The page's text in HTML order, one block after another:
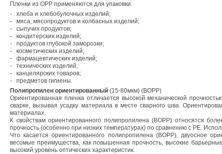
Пленки из ОРР применяются для упаковки:
-
хлеба и хлебобулочных изделий;
- мяса, мясопродуктов и колбасных изделий;
- сыпучих продуктов;
- кондитерских изделий;
- продуктов глубокой заморозки;
- косметических изделий;
- фармацевтических изделий;
- технических изделий;
- канцелярских товаров;
- предметов гигиены.
Полипропилен ориентированный (15-80мкм) (BОРР)
Ориентированная пленка отличается высокой механической
сварке, вызывая усадку материала в месте сварного шва.
материалах.
К свойствам ориентированного полипропилена (BOРР) относятся
прочность (особенно при низких температурах) по сравнению с РЕ.
Что касается ориентированного полипропилена (ВОРР), двуосное
весомые преимущества, как повышенная прочность, высокие
высокий уровень оптических характеристик.